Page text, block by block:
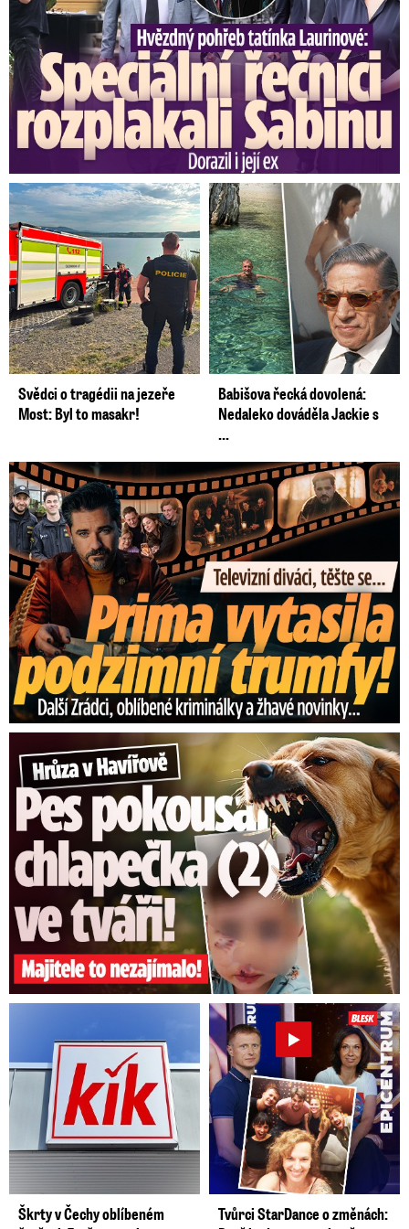
které Pavel na ústavní soudce nominoval. Měli
by obsadit místa po Jaroslavu Fenykovi, Janu
Filipovi a Miladě Tomkové, jejichž mandát
skončil 3. května.
Ústavní soud letos čeká rozsáhlá obměna,
funkční období totiž skončí celkem sedmi
ústavním soudcům včetně jejich předsedy
Pavla Rychetského. Při výběru dalších
nominantů chce Pavel vycházet z návrhů víc
než dvacítky oslovených právnických institucí.
Navržená jména bude opět posuzovat
sedmičlenný konzultační panel v čele s
ústavním právníkem Janem Kyselou.
Svědci o tragédii na jezeře
Most: Byl to masakr!
Babišova řecká dovolená:
Nedaleko dováděla Jackie s
...
Prima vytasila podzimní trumfy! Další Zrádci a žhavé novinky
Hrůza v Havířově: Pes pokousal chlapečka (2) ve tváři!
Škrty v Čechy oblíbeném
Tvůrci StarDance o změnách: